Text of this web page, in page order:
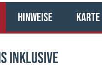
HINWEISE KARTE
INKLUSIVE